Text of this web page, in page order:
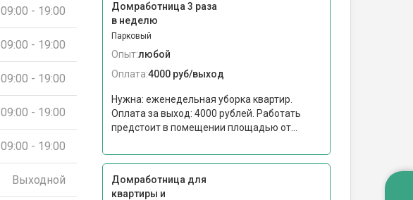
09:00 - 19:00
09:00 - 19:00
09:00 - 19:00
09:00 - 19:00
09:00 - 19:00
Выходной
Домработница 3 раза
в неделю
Парковый
Опыт:любой
Оплата:4000 руб/выход
Нужна: еженедельная уборка квартир.
Оплата за выход: 4000 рублей. Работать
предстоит в помещении площадью от...
Домработница для
квартиры и